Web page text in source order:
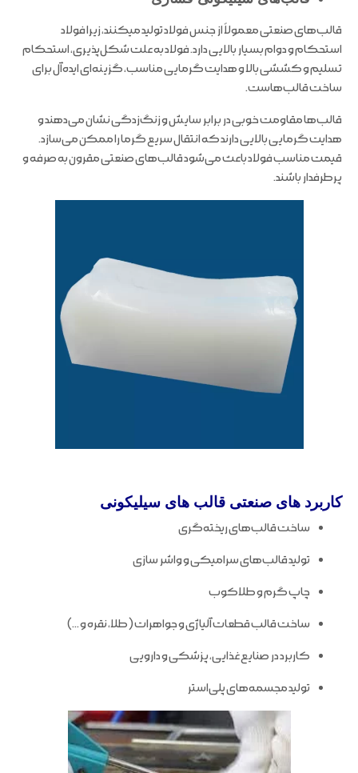
قالب‌های صنعتی معمولاً از جنس فولاد تولید میکنند، زیرا فولاد
استحکام و دوام بسیار بالایی دارد. فولاد به علت شکل‌پذیری، استحکام
تسلیم و کششی بالا و هدایت گرمایی مناسب، گزینه‌ای ایده‌آل برای
ساخت قالب‌هاست.
قالب‌ها مقاومت خوبی در برابر سایش و زنگ‌زدگی نشان می‌دهند و
هدایت گرمایی بالایی دارند که انتقال سریع گرما را ممکن می‌سازد.
قیمت مناسب فولاد باعث می‌شود قالب‌های صنعتی مقرون به صرفه و
پرطرفدار باشند.
کاربرد های صنعتی قالب های سیلیکونی
ساخت قالب‌های ریخته‌گری
تولید قالب‌های سرامیکی و واشر سازی
چاپ گرم و طلاکوب
ساخت قالب قطعات آلیاژی و جواهرات (طلا، نقره و …)
کاربرد در صنایع غذایی، پزشکی و دارویی
تولید مجسمه‌های پلی‌استر